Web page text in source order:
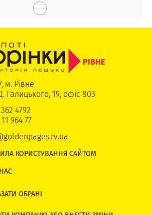
. . .
РІВНЕ
м. Рівне
Галицького, 19, офіс 803
4792
964 77
КОРИСТУВАННЯ САЙТОМ
ОБРАНІ